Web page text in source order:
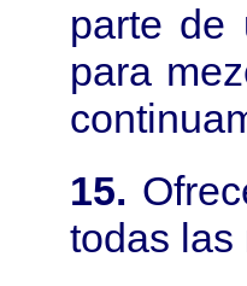
parte de
para
15.
todas las